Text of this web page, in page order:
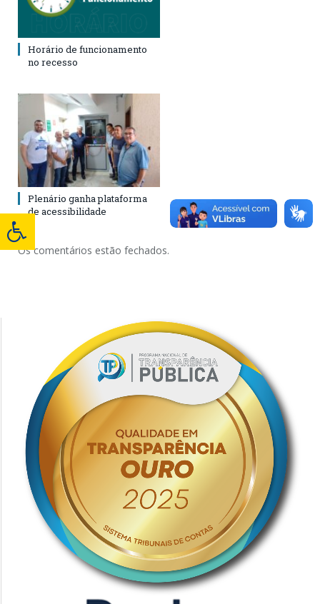
Horário de funcionamento
no recesso
Plenário ganha plataforma
de acessibilidade
Os comentários estão fechados.